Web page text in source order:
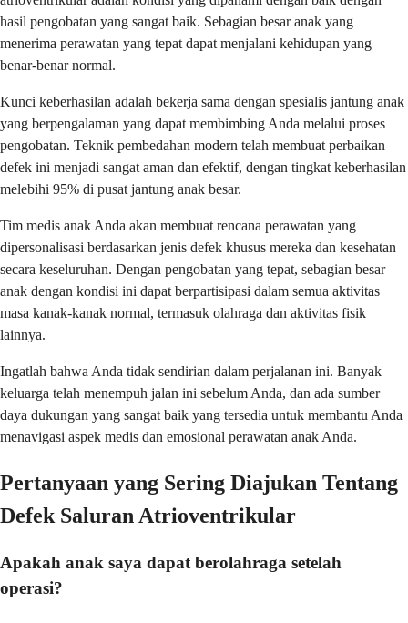
hasil pengobatan yang sangat baik. Sebagian besar anak yang
menerima perawatan yang tepat dapat menjalani kehidupan yang
benar-benar normal.
Kunci keberhasilan adalah bekerja sama dengan spesialis jantung anak
yang berpengalaman yang dapat membimbing Anda melalui proses
pengobatan. Teknik pembedahan modern telah membuat perbaikan
defek ini menjadi sangat aman dan efektif, dengan tingkat keberhasilan
melebihi 95% di pusat jantung anak besar.
Tim medis anak Anda akan membuat rencana perawatan yang
dipersonalisasi berdasarkan jenis defek khusus mereka dan kesehatan
secara keseluruhan. Dengan pengobatan yang tepat, sebagian besar
anak dengan kondisi ini dapat berpartisipasi dalam semua aktivitas
masa kanak-kanak normal, termasuk olahraga dan aktivitas fisik
lainnya.
Ingatlah bahwa Anda tidak sendirian dalam perjalanan ini. Banyak
keluarga telah menempuh jalan ini sebelum Anda, dan ada sumber
daya dukungan yang sangat baik yang tersedia untuk membantu Anda
menavigasi aspek medis dan emosional perawatan anak Anda.
Pertanyaan yang Sering Diajukan Tentang
Defek Saluran Atrioventrikular
Apakah anak saya dapat berolahraga setelah
operasi?